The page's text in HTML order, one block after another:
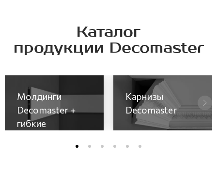
Каталог
продукции Decomaster
Молдинги
Decomaster +
гибкие
Карнизы
Decomaster